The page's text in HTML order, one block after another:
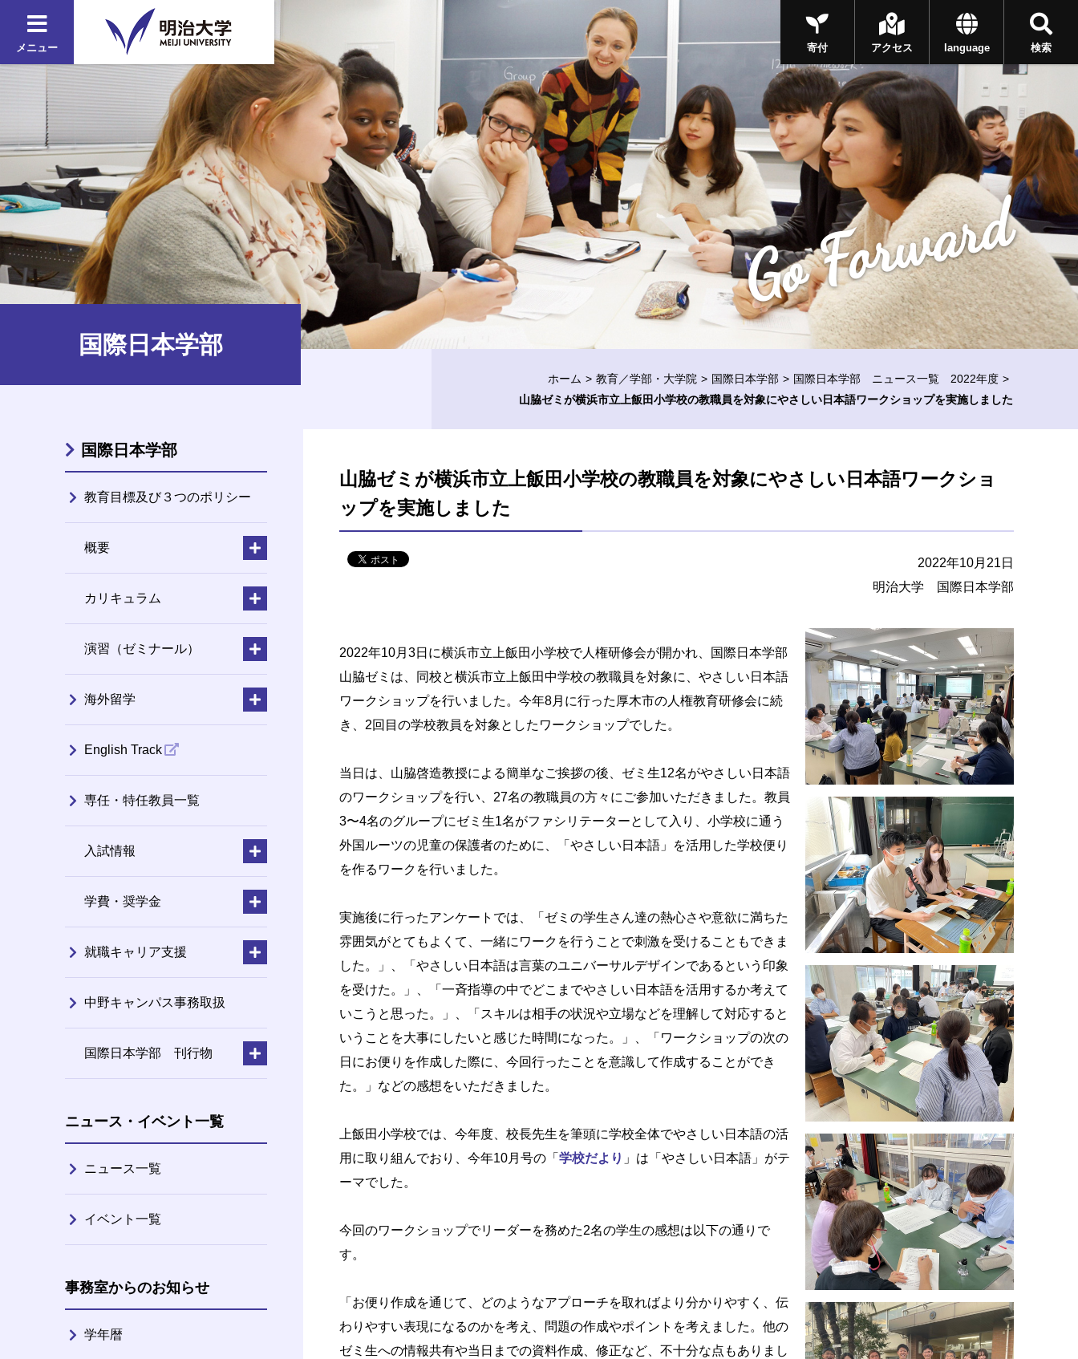
メニュー 検索
language
アクセス
寄付
Go Forward
国際日本学部
ホーム 教育／学部・大学院 国際日本学部
国際日本学部 ニュース一覧 2022年度
山脇ゼミが横浜市立上飯田小学校の教職員を対象にやさしい日本語ワークショップを実施しました
山脇ゼミが横浜市立上飯田小学校の教職員を対象にやさしい日本語ワークショ
ップを実施しました
2022年10月21日
明治大学 国際日本学部
2022年10月3日に横浜市立上飯田小学校で人権研修会が開かれ、国際日本学部
山脇ゼミは、同校と横浜市立上飯田中学校の教職員を対象に、やさしい日本語
ワークショップを行いました。今年8月に行った厚木市の人権教育研修会に続
き、2回目の学校教員を対象としたワークショップでした。
当日は、山脇啓造教授による簡単なご挨拶の後、ゼミ生12名がやさしい日本語
のワークショップを行い、27名の教職員の方々にご参加いただきました。教員
3〜4名のグループにゼミ生1名がファシリテーターとして入り、小学校に通う
外国ルーツの児童の保護者のために、「やさしい日本語」を活用した学校便り
を作るワークを行いました。
実施後に行ったアンケートでは、「ゼミの学生さん達の熱心さや意欲に満ちた
雰囲気がとてもよくて、一緒にワークを行うことで刺激を受けることもできま
した。」、「やさしい日本語は言葉のユニバーサルデザインであるという印象
を受けた。」、「一斉指導の中でどこまでやさしい日本語を活用するか考えて
いこうと思った。」、「スキルは相手の状況や立場などを理解して対応すると
いうことを大事にしたいと感じた時間になった。」、「ワークショップの次の
日にお便りを作成した際に、今回行ったことを意識して作成することができ
た。」などの感想をいただきました。
上飯田小学校では、今年度、校長先生を筆頭に学校全体でやさしい日本語の活
用に取り組んでおり、今年10月号の「学校だより 」は「やさしい日本語」がテ
ーマでした。
今回のワークショップでリーダーを務めた2名の学生の感想は以下の通りで
す。
「お便り作成を通じて、どのようなアプローチを取ればより分かりやすく、伝
わりやすい表現になるのかを考え、問題の作成やポイントを考えました。他の
ゼミ生への情報共有や当日までの資料作成、修正など、不十分な点もありまし
国際日本学部
教育目標及び３つのポリシー
概要
カリキュラム
演習（ゼミナール）
海外留学
English Track
専任・特任教員一覧
入試情報
学費・奨学金
就職キャリア支援
中野キャンパス事務取扱
国際日本学部 刊行物
ニュース・イベント一覧
ニュース一覧
イベント一覧
事務室からのお知らせ
学年暦